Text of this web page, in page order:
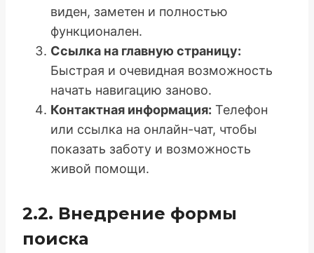
виден, заметен и полностью
функционален.
Ссылка на главную страницу:
Быстрая и очевидная возможность
начать навигацию заново.
Контактная информация: Телефон
или ссылка на онлайн-чат, чтобы
показать заботу и возможность
живой помощи.
2.2. Внедрение формы
поиска